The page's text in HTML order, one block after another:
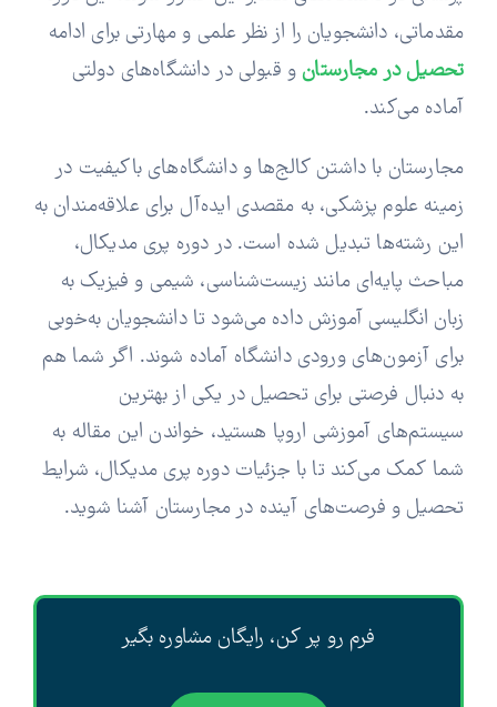
مقدماتی، دانشجویان را از نظر علمی و مهارتی برای ادامه
تحصیل در مجارستانو قبولی در دانشگاه‌های دولتی
آماده می‌کند.
مجارستان با داشتن کالج‌ها و دانشگاه‌های باکیفیت در
زمینه علوم پزشکی، به مقصدی ایده‌آل برای علاقه‌مندان به
این رشته‌ها تبدیل شده است. در دوره پری مدیکال،
مباحث پایه‌ای مانند زیست‌شناسی، شیمی و فیزیک به
زبان انگلیسی آموزش داده می‌شود تا دانشجویان به‌خوبی
برای آزمون‌های ورودی دانشگاه آماده شوند. اگر شما هم
به دنبال فرصتی برای تحصیل در یکی از بهترین
سیستم‌های آموزشی اروپا هستید، خواندن این مقاله به
شما کمک می‌کند تا با جزئیات دوره پری مدیکال، شرایط
تحصیل و فرصت‌های آینده در مجارستان آشنا شوید.
فرم رو پر کن، رایگان مشاوره بگیر